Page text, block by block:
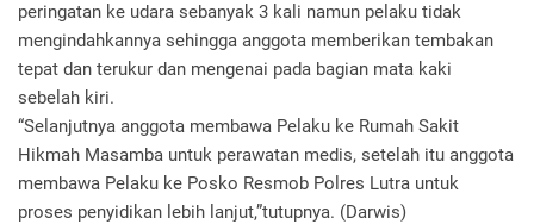
peringatan ke udara sebanyak 3 kali namun pelaku tidak
mengindahkannya sehingga anggota memberikan tembakan
tepat dan terukur dan mengenai pada bagian mata kaki
sebelah kiri.
“Selanjutnya anggota membawa Pelaku ke Rumah Sakit
Hikmah Masamba untuk perawatan medis, setelah itu anggota
membawa Pelaku ke Posko Resmob Polres Lutra untuk
proses penyidikan lebih lanjut,”tutupnya. (Darwis)